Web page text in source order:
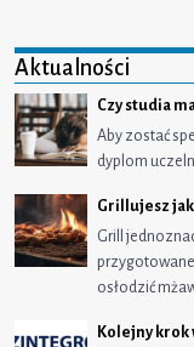
Aktualności
Czy studia
Aby zostać
dyplom
Grillujesz
Grill
osłodzić
Kolejny krok